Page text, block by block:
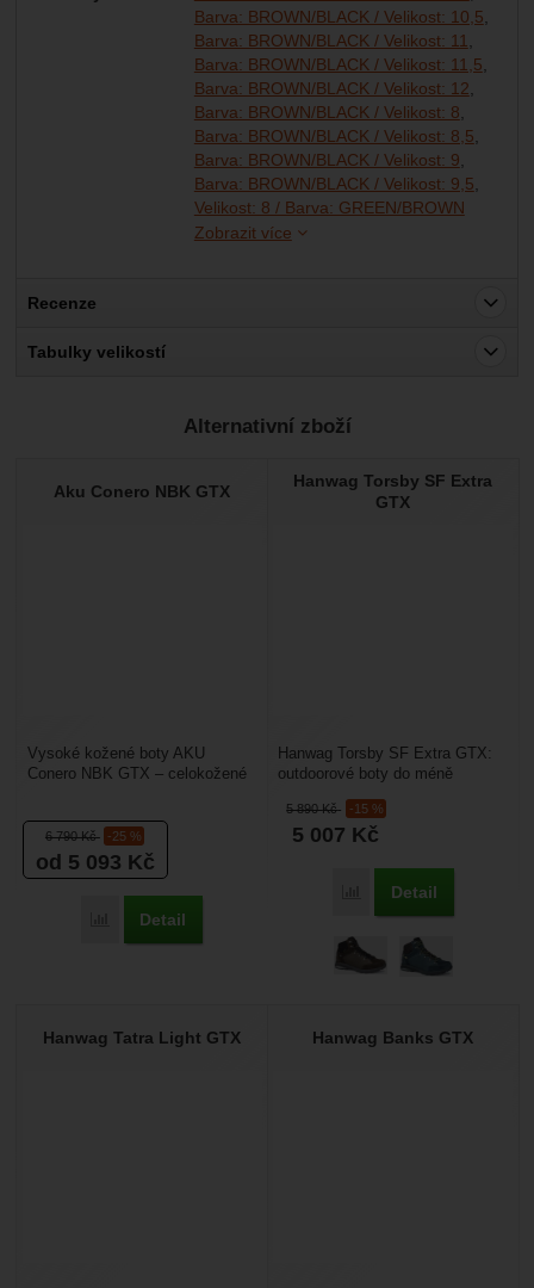
Barva: BROWN/BLACK / Velikost: 10,5
Barva: BROWN/BLACK / Velikost: 11
Barva: BROWN/BLACK / Velikost: 11,5
Barva: BROWN/BLACK / Velikost: 12
Barva: BROWN/BLACK / Velikost: 8
Barva: BROWN/BLACK / Velikost: 8,5
Barva: BROWN/BLACK / Velikost: 9
Barva: BROWN/BLACK / Velikost: 9,5
Velikost: 8 / Barva: GREEN/BROWNVelikost:
Velikost:
Velikost:
Velikost:
Velikost:
Velikost:
Velikost:
Velikost:
Barva:
Barva:
Barva:
Barva:
Barva:
Barva:
Barva:
Barva:
Barva:
Barva:
Barva:
Barva:
Barva:
Barva:
Barva:
Zobrazit více
Recenze
Nebyla přidána žádná recenze.
Tabulky velikostí
Alternativní zboží
Aku Conero NBK GTX
6 790Kč -25 %
od 5 093 Kč
Porovnat
Detail
Vysoké kožené boty AKU
Conero NBK GTX – celokožené
Hanwag Torsby SF Extra
GTX
5 890Kč -15 %
5 007 Kč
Porovnat
Detail
Hanwag Torsby SF Extra GTX:
outdoorové boty do méně
středné vysoký střih....
Hanwag Tatra Light GTX Hanwag Banks GTX